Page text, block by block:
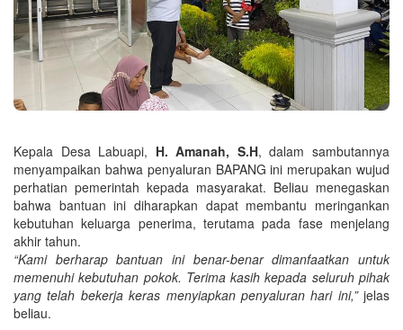
Kepala Desa Labuapi, H. Amanah, S.H, dalam sambutannya
menyampaikan bahwa penyaluran BAPANG ini merupakan wujud
perhatian pemerintah kepada masyarakat. Beliau menegaskan
bahwa bantuan ini diharapkan dapat membantu meringankan
kebutuhan keluarga penerima, terutama pada fase menjelang
akhir tahun.
“Kami berharap bantuan ini benar-benar dimanfaatkan untuk
memenuhi kebutuhan pokok. Terima kasih kepada seluruh pihak
yang telah bekerja keras menyiapkan penyaluran hari ini,”jelas
beliau.